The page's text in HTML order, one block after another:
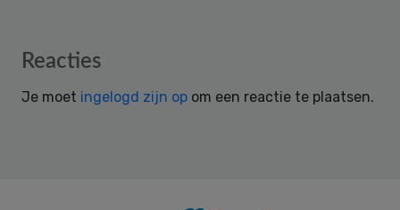
Reader
Reacties
Je moet ingelogd zijn op om een reactie te plaatsen.